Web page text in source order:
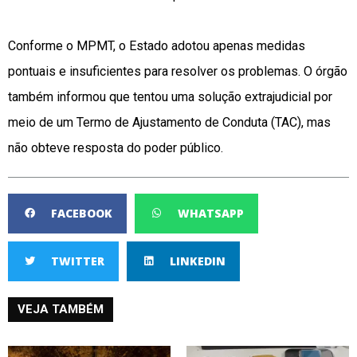
Conforme o MPMT, o Estado adotou apenas medidas
pontuais e insuficientes para resolver os problemas. O órgão
também informou que tentou uma solução extrajudicial por
meio de um Termo de Ajustamento de Conduta (TAC), mas
não obteve resposta do poder público.
FACEBOOK WHATSAPP
TWITTER LINKEDIN
VEJA TAMBÉM